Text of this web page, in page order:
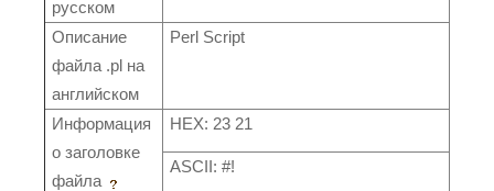
русском
Описание
файла .pl на
английском
Perl Script
Информация
о заголовке
файла
HEX: 23 21
ASCII: #!